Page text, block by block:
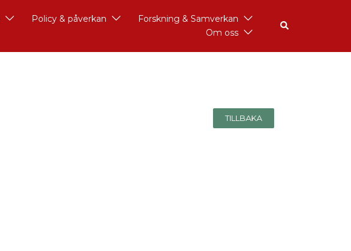
Policy & påverkan
Forskning & Samverkan
Om oss
TILLBAKA